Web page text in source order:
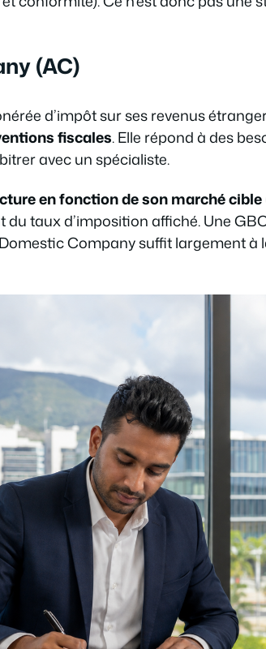
(AC)
d’impôt sur ses revenus
fiscales. Elle répond à des
avec un spécialiste.
en fonction de son marché cible
du taux d’imposition affiché. Une
Company suffit largement à